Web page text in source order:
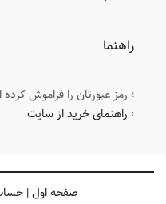
راهنما
› رمز عبورتان را فراموش کرده
› راهنمای خرید از سایت
صفحه اول|